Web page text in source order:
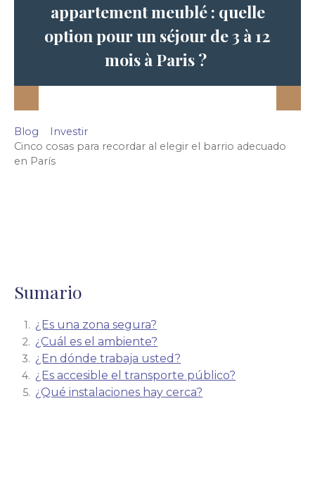
appartement meublé : quelle
option pour un séjour de 3 à 12
mois à Paris ?
Blog
Investir
Cinco cosas para recordar al elegir el barrio adecuado
en París
Sumario
¿Es una zona segura?
¿Cuál es el ambiente?
¿En dónde trabaja usted?
¿Es accesible el transporte público?
¿Qué instalaciones hay cerca?